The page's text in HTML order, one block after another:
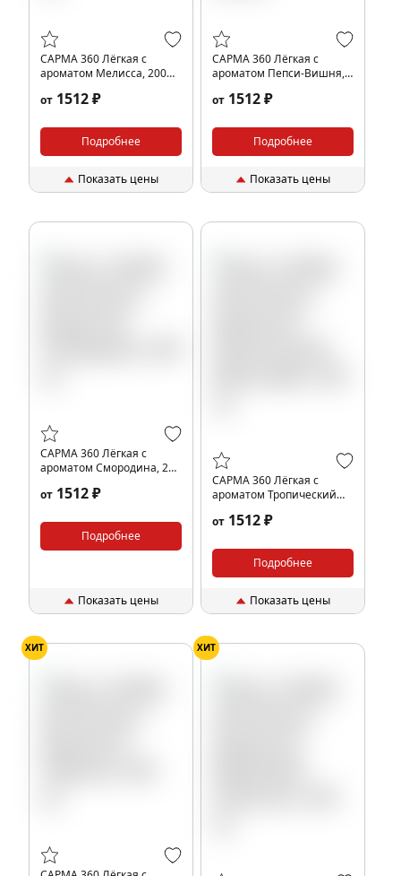
САРМА 360 Лёгкая с
ароматом Мелисса, 200
от 1512 ₽
Подробнее
Показать цены
САРМА 360 Лёгкая с
ароматом Пепси-Вишня,
от 1512 ₽
Подробнее
Показать цены
САРМА 360 Лёгкая с
ароматом Смородина, 200
от 1512 ₽
Подробнее
Показать цены
САРМА 360 Лёгкая с
ароматом Тропический
от 1512 ₽
Подробнее
Показать цены
ХИТ ХИТ